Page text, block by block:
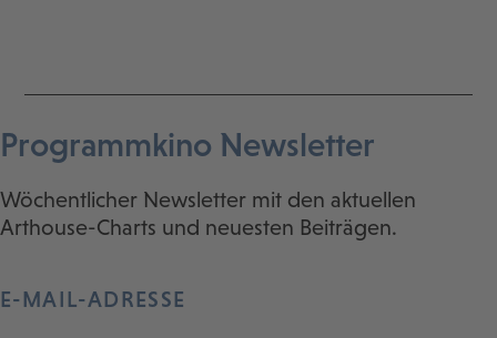
Programmkino Newsletter
Wöchentlicher Newsletter mit den aktuellen
Arthouse-Charts und neuesten Beiträgen.
E-MAIL-ADRESSE